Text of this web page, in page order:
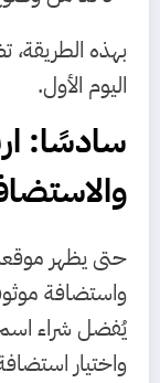
بهذه
اليوم الأول.
سادسًا:
حتى يظهر
واستضافة
يُفضل شراء
واختيار